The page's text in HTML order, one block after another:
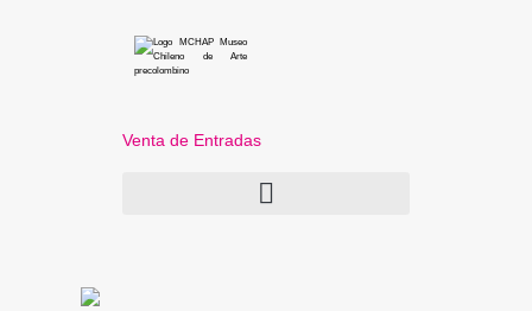
Venta de Entradas